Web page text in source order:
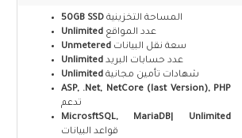
50GB SSD المساحة التخزينية
Unlimited عدد المواقع
Unmetered سعة نقل البيانات
Unlimited عدد حسابات البريد
Unlimited شهادات تأمين مجانية
ASP, .Net, NetCore (last Version), PHP
تدعم
MicrosftSQL, MariaDB| Unlimited
قواعد البيانات